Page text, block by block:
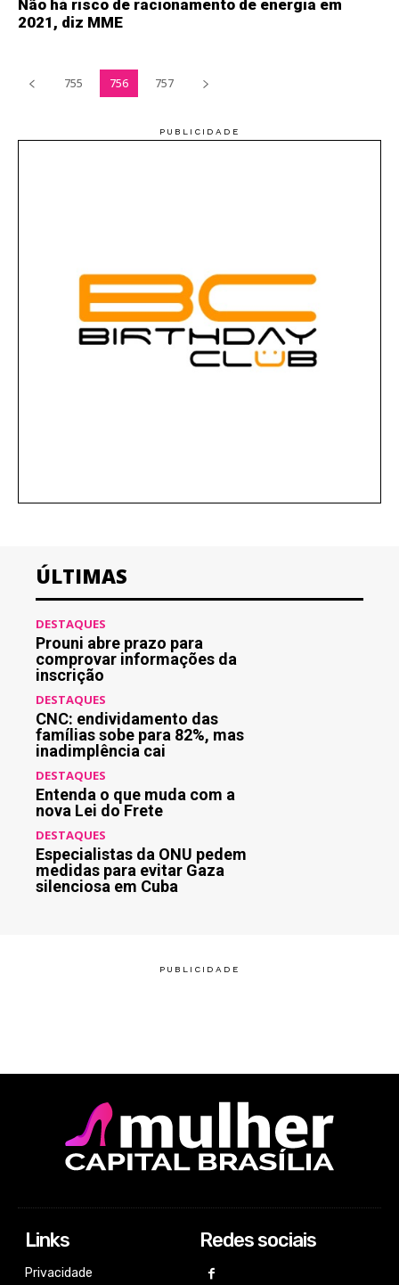
Não há risco de racionamento de energia em
2021, diz MME
755 756 757
ÚLTIMAS
DESTAQUES
Prouni abre prazo para
comprovar informações da
inscrição
DESTAQUES
CNC: endividamento das
famílias sobe para 82%, mas
inadimplência cai
DESTAQUES
Entenda o que muda com a
nova Lei do Frete
DESTAQUES
Especialistas da ONU pedem
medidas para evitar Gaza
silenciosa em Cuba
Links
Privacidade
Redes sociais